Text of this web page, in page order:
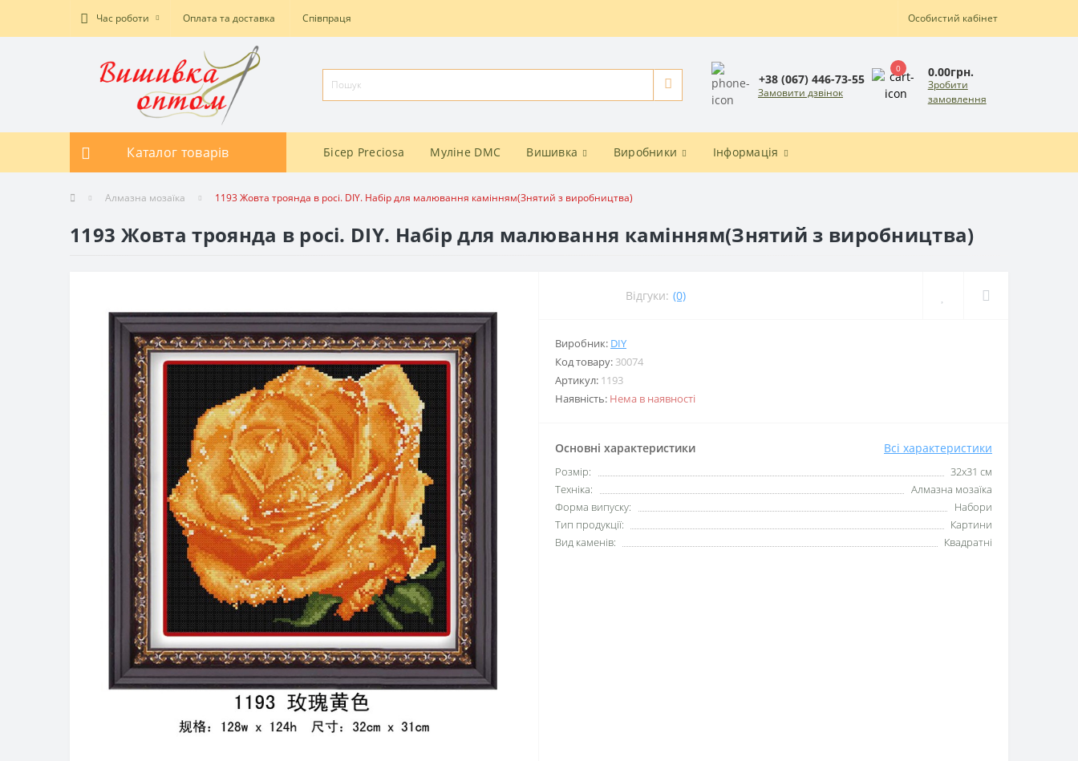
Час роботи Оплата та доставка Співпраця Особистий кабінет
+38 (067) 446-73-55
Замовити дзвінок
0 0.00грн.
Зробити
замовлення
Каталог товарів Бісер Preciosa Муліне DMC Вишивка Виробники Інформація
Алмазна мозаїка 1193 Жовта троянда в росі. DIY. Набір для малювання камінням(Знятий з виробництва)
1193 Жовта троянда в росі. DIY. Набір для малювання камінням(Знятий з виробництва)
Відгуки: (0)
Виробник: DIY
Код товару: 30074
Артикул: 1193
Наявність: Нема в наявності
Основні характеристики Всі характеристики
Розмір:
32х31 см
Техніка:
Алмазна мозаїка
Форма випуску:
Набори
Тип продукції:
Картини
Вид каменів:
Квадратні